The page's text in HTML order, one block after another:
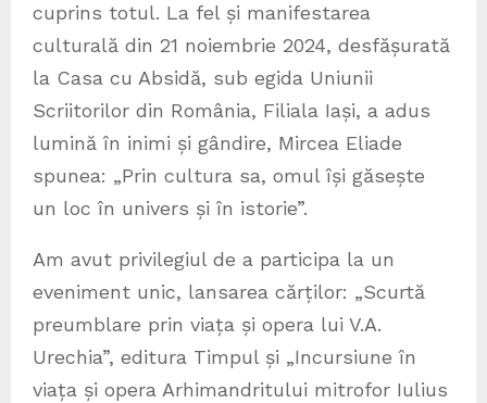
cuprins totul. La fel și manifestarea
culturală din 21 noiembrie 2024, desfășurată
la Casa cu Absidă, sub egida Uniunii
Scriitorilor din România, Filiala Iași, a adus
lumină în inimi și gândire, Mircea Eliade
spunea: „Prin cultura sa, omul își găsește
un loc în univers și în istorie”.
Am avut privilegiul de a participa la un
eveniment unic, lansarea cărților: „Scurtă
preumblare prin viața și opera lui V.A.
Urechia”, editura Timpul și „Incursiune în
viața și opera Arhimandritului mitrofor Iulius